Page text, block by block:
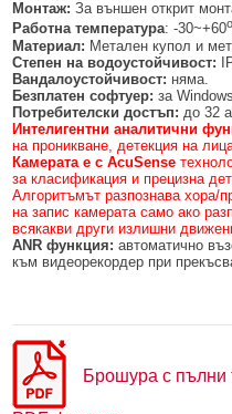
Монтаж: За външен открит
Работна температура: -30~+60
Материал: Метален купол и
Степен на водоустойчивост:
Вандалоустойчивост: няма.
Безплатен софтуер:за
Потребителски достъп: до 32
Интелигентни аналитични
на проникване, детекция на
Камерата е с AcuSense
за класификация и прецизна
Алгоритъмът разпознава хора/
на запис камерата само ако
всякакви други излишни
ANR функция: автоматично
към видеорекордер при
Брошура с пълни